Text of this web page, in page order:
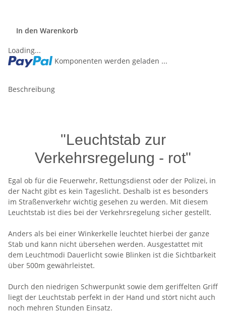
In den Warenkorb
Loading...
Komponenten werden geladen ...
Beschreibung
"Leuchtstab zur
Verkehrsregelung - rot"
Egal ob für die Feuerwehr, Rettungsdienst oder der Polizei, in
der Nacht gibt es kein Tageslicht. Deshalb ist es besonders
im Straßenverkehr wichtig gesehen zu werden. Mit diesem
Leuchtstab ist dies bei der Verkehrsregelung sicher gestellt.
Anders als bei einer Winkerkelle leuchtet hierbei der ganze
Stab und kann nicht übersehen werden. Ausgestattet mit
dem Leuchtmodi Dauerlicht sowie Blinken ist die Sichtbarkeit
über 500m gewährleistet.
Durch den niedrigen Schwerpunkt sowie dem geriffelten Griff
liegt der Leuchtstab perfekt in der Hand und stört nicht auch
noch mehren Stunden Einsatz.